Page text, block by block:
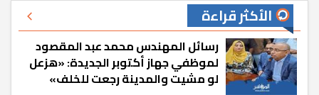
الأكثر قراءة
رسائل المهندس محمد عبد المقصود
لموظفي جهاز أكتوبر الجديدة: «هزعل
لو مشيت والمدينة رجعت للخلف»